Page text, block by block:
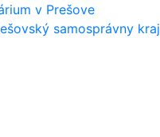
v Prešove
samosprávny kraj